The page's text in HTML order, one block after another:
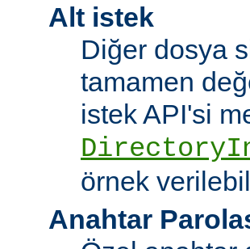
Alt istek
Diğer dosya
tamamen
istek API'si
örnek
Anahtar